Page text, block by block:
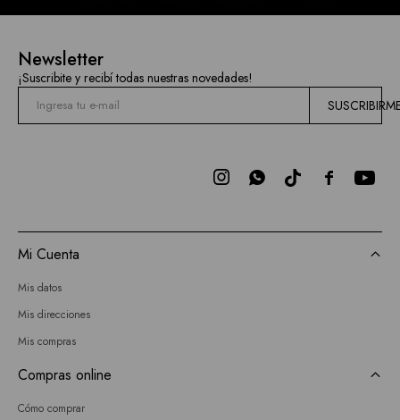
Newsletter
¡Suscribite y recibí todas nuestras novedades!

 
Mi Cuenta
Mis datos
Mis direcciones
Mis compras
Compras online
Cómo comprar